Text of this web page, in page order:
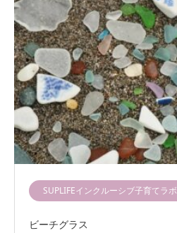
SUPLIFEインクルーシブ子育てラボ
ビーチグラス